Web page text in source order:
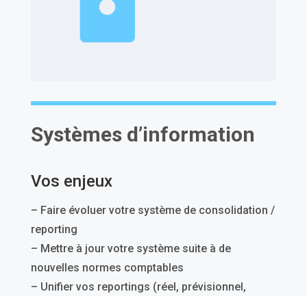
Contrôler
– Mise en place du plan de contrôle
Systèmes d’information
Vos enjeux
– Faire évoluer votre système de consolidation /
reporting
– Mettre à jour votre système suite à de
nouvelles normes comptables
– Unifier vos reportings (réel, prévisionnel,